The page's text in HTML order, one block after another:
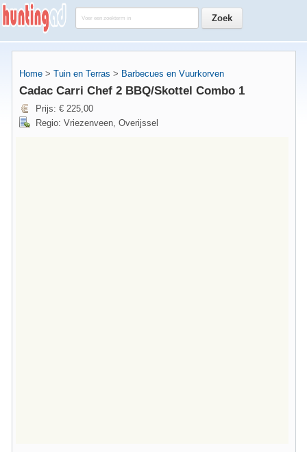
Home > Tuin en Terras > Barbecues en Vuurkorven
Cadac Carri Chef 2 BBQ/Skottel Combo 1
Prijs: € 225,00
Regio: Vriezenveen, Overijssel